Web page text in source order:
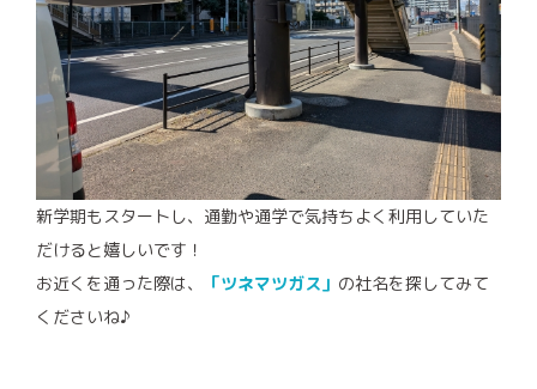
新学期もスタートし、通勤や通学で気持ちよく利用していた
だけると嬉しいです！
お近くを通った際は、
「ツネマツガス」 の社名を探してみて
くださいね♪